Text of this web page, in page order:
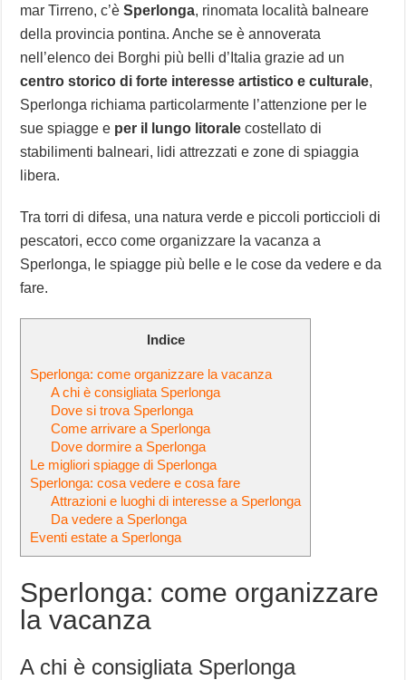
mar Tirreno, c’èSperlonga, rinomata località balneare
della provincia pontina. Anche se è annoverata
nell’elenco dei Borghi più belli d’Italia grazie ad un
centro storico di forte interesse artistico e culturale,
Sperlonga richiama particolarmente l’attenzione per le
sue spiagge e per il lungo litorale costellato di
stabilimenti balneari, lidi attrezzati e zone di spiaggia
libera.
Tra torri di difesa, una natura verde e piccoli porticcioli di
pescatori, ecco come organizzare la vacanza a
Sperlonga, le spiagge più belle e le cose da vedere e da
fare.
Indice
Sperlonga: come organizzare la vacanza
A chi è consigliata Sperlonga
Dove si trova Sperlonga
Come arrivare a Sperlonga
Dove dormire a Sperlonga
Le migliori spiagge di Sperlonga
Sperlonga: cosa vedere e cosa fare
Attrazioni e luoghi di interesse a Sperlonga
Da vedere a Sperlonga
Eventi estate a Sperlonga
Sperlonga: come organizzare
la vacanza
A chi è consigliata Sperlonga